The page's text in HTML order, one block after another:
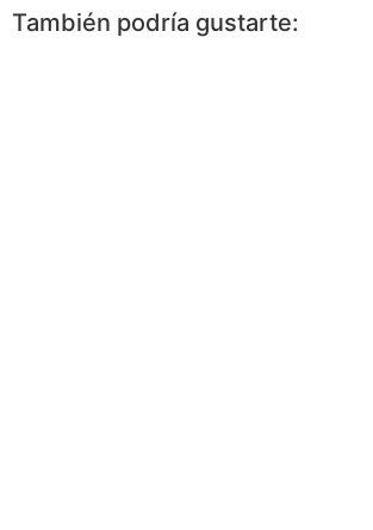
También podría gustarte: